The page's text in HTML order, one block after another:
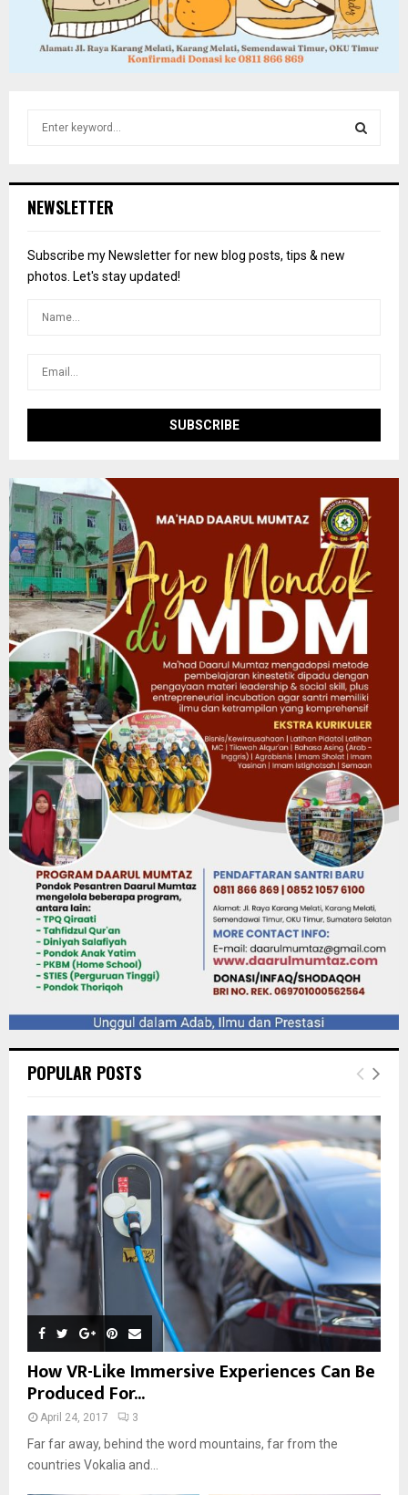
h
o
r
NEWSLETTER
Subscribe my Newsletter for new blog posts, tips & new
photos. Let's stay updated!
POPULAR POSTS
How VR-Like Immersive Experiences Can Be
Produced For...
April 24, 2017 3
Far far away, behind the word mountains, far from the
countries Vokalia and...